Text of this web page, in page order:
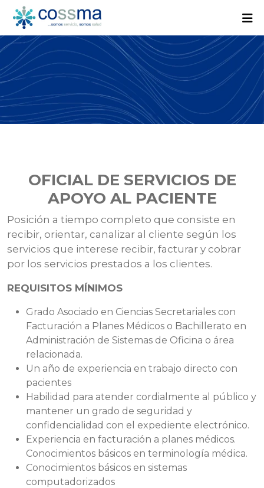
OFICIAL DE SERVICIOS DE
APOYO AL PACIENTE
Posición a tiempo completo que consiste en
recibir, orientar, canalizar al cliente según los
servicios que interese recibir, facturar y cobrar
por los servicios prestados a los clientes.
REQUISITOS MÍNIMOS
Grado Asociado en Ciencias Secretariales con
Facturación a Planes Médicos o Bachillerato en
Administración de Sistemas de Oficina o área
relacionada.
Un año de experiencia en trabajo directo con
pacientes
Habilidad para atender cordialmente al público y
mantener un grado de seguridad y
confidencialidad con el expediente electrónico.
Experiencia en facturación a planes médicos.
Conocimientos básicos en terminología médica.
Conocimientos básicos en sistemas
computadorizados